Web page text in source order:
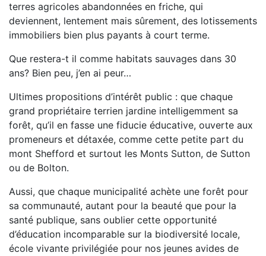
terres agricoles abandonnées en friche, qui
deviennent, lentement mais sûrement, des lotissements
immobiliers bien plus payants à court terme.
Que restera-t il comme habitats sauvages dans 30
ans? Bien peu, j’en ai peur…
Ultimes propositions d’intérêt public : que chaque
grand propriétaire terrien jardine intelligemment sa
forêt, qu’il en fasse une fiducie éducative, ouverte aux
promeneurs et détaxée, comme cette petite part du
mont Shefford et surtout les Monts Sutton, de Sutton
ou de Bolton.
Aussi, que chaque municipalité achète une forêt pour
sa communauté, autant pour la beauté que pour la
santé publique, sans oublier cette opportunité
d’éducation incomparable sur la biodiversité locale,
école vivante privilégiée pour nos jeunes avides de